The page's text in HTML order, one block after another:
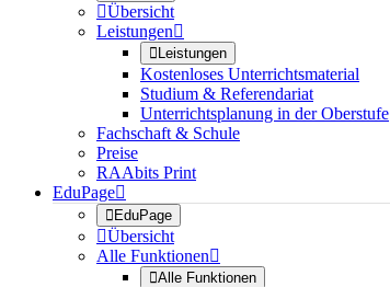
Übersicht
Leistungen
Leistungen
Kostenloses Unterrichtsmaterial
Studium & Referendariat
Unterrichtsplanung in der Oberstufe
Fachschaft & Schule
Preise
RAAbits Print
EduPage
EduPage
Übersicht
Alle Funktionen
Alle Funktionen